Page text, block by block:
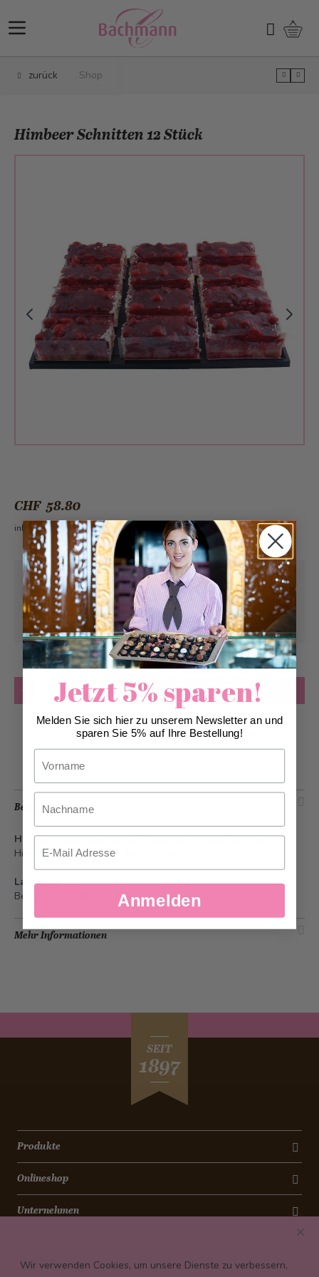
Suchen
zurück Shop
Himbeer Schnitten 12 Stück
CHF 58.80
inkl. 2.6% MwSt.
Abholung abMontag, 10.08.2026
Kann frühstens abMontag, 10.08.2026
geliefert werden
in den Warenkorb
Zur Wunschliste hinzufügen
Beschreibung
Himbeer-Schnitten für 12 Personen- Frische, aromatische
Himbeeren auf leichter Vanillecrème.
Lagerung
Bei 5-8°C im Kühlschrank.
Mehr Informationen
SEIT
1897
Produkte
Onlineshop
Unternehmen
Wir verwenden Cookies, um unsere Dienste zu verbessern,
Jetzt 5% sparen!
Melden Sie sich hier zu unserem Newsletter an und
sparen Sie 5% auf Ihre Bestellung!
Nachname
Email
Anmelden